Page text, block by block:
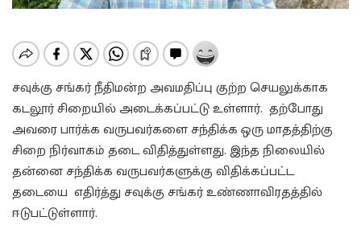
சவுக்கு சங்கர் நீதிமன்ற அவமதிப்பு குற்ற செயலுக்காக
கடலூர் சிறையில் அடைக்கப்பட்டு உள்ளார். தற்போது
அவரை பார்க்க வருபவர்களை சந்திக்க ஒரு மாதத்திற்கு
சிறை நிர்வாகம் தடை விதித்துள்ளது. இந்த நிலையில்
தன்னை சந்திக்க வருபவர்களுக்கு விதிக்கப்பட்ட
தடையை எதிர்த்து சவுக்கு சங்கர் உண்ணாவிரதத்தில்
ஈடுபட்டுள்ளார்.